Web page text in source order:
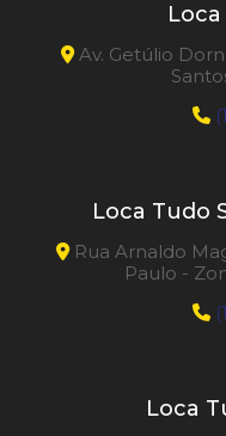
Av. Getúlio
Loca Tudo
Rua Arnaldo
Paulo -
Loca